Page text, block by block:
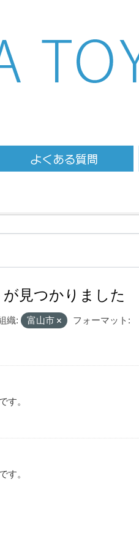
見つかりました
織: 富山市
フォーマット:
す。
す。